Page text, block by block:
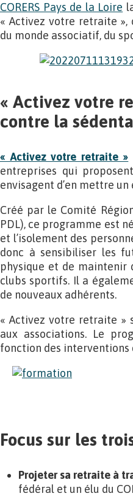
CORERS Pays de la Loire
« Activez votre retraite
du monde associatif, du
« Activez votre
contre la
« Activez votre retraite »
entreprises qui
envisagent d’en mettre un
Créé par le Comité
PDL), ce programme est
et l’isolement des
donc à sensibiliser les
physique et de maintenir
clubs sportifs. Il a
de nouveaux adhérents.
« Activez votre retraite »
aux associations. Le
fonction des interventions
Focus sur les
Projeter sa retraite à
fédéral et un élu du